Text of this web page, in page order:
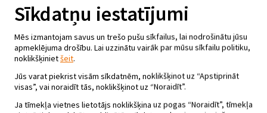
NODARBĪBU CIKLS
PIRMSSKOLAS VECUMA BĒRNIEM
UN VECĀKIEM “TĀDAS TĀS
LIETAS”.
Sīkdatņu iestatījumi
Mēs izmantojam savus un trešo pušu sīkfailus, lai nodrošinātu jūsu
apmeklējuma drošību. Lai uzzinātu vairāk par mūsu sīkfailu politiku,
noklikšķinietšeit.
Jūs varat piekrist visām sīkdatnēm, noklikšķinot uz “Apstiprināt
visas”, vai noraidīt tās, noklikšķinot uz “Noraidīt”.
Ja tīmekļa vietnes lietotājs noklikšķina uz pogas “Noraidīt”, tīmekļa